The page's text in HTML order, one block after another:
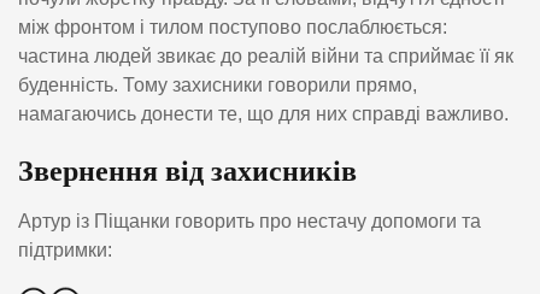
між фронтом і тилом поступово послаблюється:
частина людей звикає до реалій війни та сприймає її як
буденність. Тому захисники говорили прямо,
намагаючись донести те, що для них справді важливо.
Звернення від захисників
Артур із Піщанки говорить про нестачу допомоги та
підтримки: